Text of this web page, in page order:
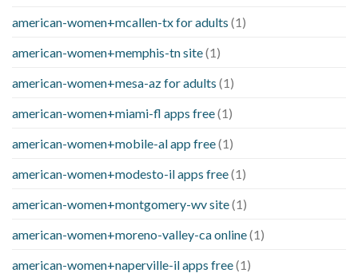
american-women+mcallen-tx for adults (1)
american-women+memphis-tn site(1)
american-women+mesa-az for adults (1)
american-women+miami-fl apps free(1)
american-women+mobile-al app free(1)
american-women+modesto-il apps free(1)
american-women+montgomery-wv site(1)
american-women+moreno-valley-ca online(1)
american-women+naperville-il apps free(1)